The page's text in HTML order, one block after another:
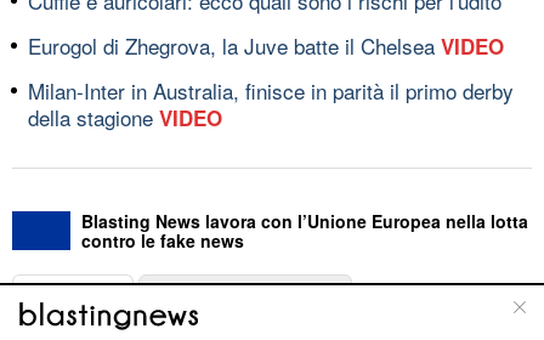
Eurogol di Zhegrova, la Juve batte il Chelsea VIDEO
Milan-Inter in Australia, finisce in parità il primo derby
della stagione VIDEO
Blasting News lavora con l’Unione Europea nella lotta
contro le fake news
ABOUT